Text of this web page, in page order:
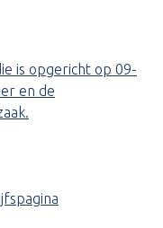
is opgericht op 09-
en de